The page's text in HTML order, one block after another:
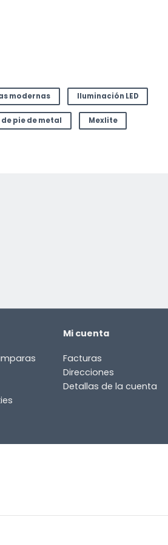
modernas Iluminación LED
pie de metal Mexlite
Mi cuenta
Facturas
Direcciones
Detallas de la cuenta